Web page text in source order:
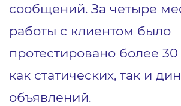
сообщений. За четыре
работы с клиентом было
протестировано более
как статических, так и
объявлений.